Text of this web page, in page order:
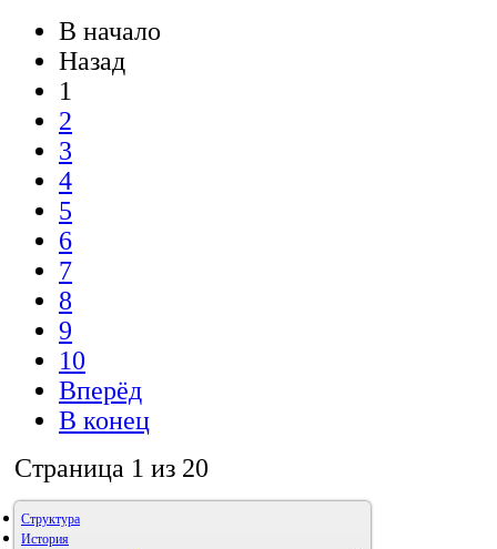
В начало
Назад
1
2
3
4
5
6
7
8
9
10
Вперёд
В конец
Страница 1 из 20
Структура
История